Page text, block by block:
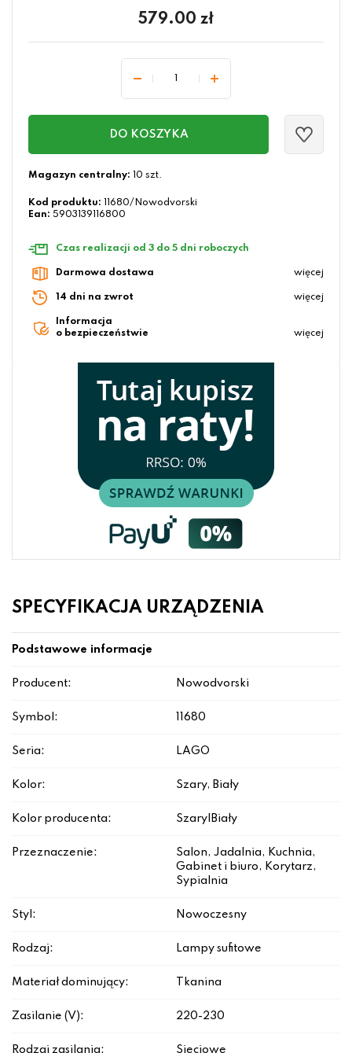
579.00 zł
DO KOSZYKA
Magazyn centralny: 10 szt.
Kod produktu:
11680/Nowodvorski
Ean: 5903139116800
Czas realizacji od 3 do 5 dni roboczych
Darmowa dostawa więcej
14 dni na zwrot więcej
Informacja
o bezpieczeństwie
więcej
SPECYFIKACJA URZĄDZENIA
Podstawowe informacje
Producent: Nowodvorski
Symbol: 11680
Seria: LAGO
Kolor: Szary, Biały
Kolor producenta: Szary|Biały
Przeznaczenie:
Salon, Jadalnia, Kuchnia,
Gabinet i biuro, Korytarz,
Sypialnia
Styl: Nowoczesny
Rodzaj: Lampy sufitowe
Materiał dominujący: Tkanina
Zasilanie (V): 220-230
Rodzaj zasilania: Sieciowe